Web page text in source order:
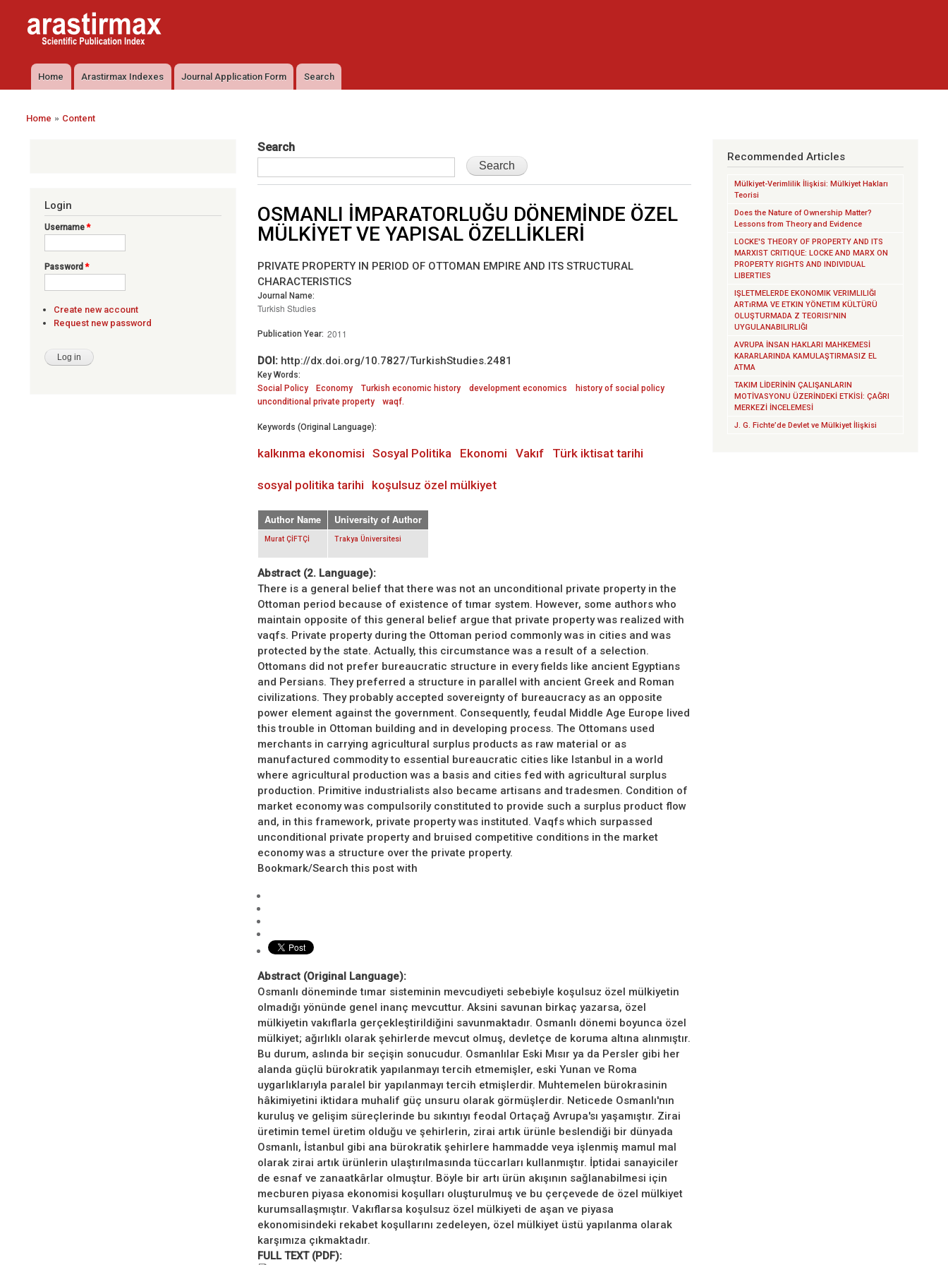
Arastirmax
- Scientific
Publication
Index
Arastirmax
Scientific
Index
Main menu
Home Arastirmax Indexes Journal Application Form Search
You are here
Home » Content
Search
OSMANLI İMPARATORLUĞU DÖNEMİNDE ÖZEL
MÜLKİYET VE YAPISAL ÖZELLİKLERİ
PRIVATE PROPERTY IN PERIOD OF OTTOMAN EMPIRE AND ITS STRUCTURAL
CHARACTERISTICS
Journal Name:
Turkish Studies
Publication Year: 2011
DOI: http://dx.doi.org/10.7827/TurkishStudies.2481
Key Words:
Social Policy
Economy Turkish economic history development economics
history of social policy
unconditional private property
waqf.
Keywords (Original Language):
kalkınma ekonomisi Sosyal Politika Ekonomi Vakıf Türk iktisat tarihi
sosyal politika tarihi koşulsuz özel mülkiyet
Author Name University of Author
Murat ÇİFTÇİ Trakya Üniversitesi
Abstract (2. Language):
There is a general belief that there was not an unconditional private property in the
Ottoman period because of existence of tımar system. However, some authors who
maintain opposite of this general belief argue that private property was realized with
vaqfs. Private property during the Ottoman period commonly was in cities and was
protected by the state. Actually, this circumstance was a result of a selection.
Ottomans did not prefer bureaucratic structure in every fields like ancient Egyptians
and Persians. They preferred a structure in parallel with ancient Greek and Roman
civilizations. They probably accepted sovereignty of bureaucracy as an opposite
power element against the government. Consequently, feudal Middle Age Europe lived
this trouble in Ottoman building and in developing process. The Ottomans used
merchants in carrying agricultural surplus products as raw material or as
manufactured commodity to essential bureaucratic cities like Istanbul in a world
where agricultural production was a basis and cities fed with agricultural surplus
production. Primitive industrialists also became artisans and tradesmen. Condition of
market economy was compulsorily constituted to provide such a surplus product flow
and, in this framework, private property was instituted. Vaqfs which surpassed
unconditional private property and bruised competitive conditions in the market
economy was a structure over the private property.
Bookmark/Search this post with
Abstract (Original Language):
Osmanlı döneminde tımar sisteminin mevcudiyeti sebebiyle koşulsuz özel mülkiyetin
olmadığı yönünde genel inanç mevcuttur. Aksini savunan birkaç yazarsa, özel
mülkiyetin vakıflarla gerçekleştirildiğini savunmaktadır. Osmanlı dönemi boyunca özel
mülkiyet; ağırlıklı olarak şehirlerde mevcut olmuş, devletçe de koruma altına alınmıştır.
Bu durum, aslında bir seçişin sonucudur. Osmanlılar Eski Mısır ya da Persler gibi her
alanda güçlü bürokratik yapılanmayı tercih etmemişler, eski Yunan ve Roma
uygarlıklarıyla paralel bir yapılanmayı tercih etmişlerdir. Muhtemelen bürokrasinin
hâkimiyetini iktidara muhalif güç unsuru olarak görmüşlerdir. Neticede Osmanlı'nın
kuruluş ve gelişim süreçlerinde bu sıkıntıyı feodal Ortaçağ Avrupa'sı yaşamıştır. Zirai
üretimin temel üretim olduğu ve şehirlerin, zirai artık ürünle beslendiği bir dünyada
Osmanlı, İstanbul gibi ana bürokratik şehirlere hammadde veya işlenmiş mamul mal
olarak zirai artık ürünlerin ulaştırılmasında tüccarları kullanmıştır. İptidai sanayiciler
de esnaf ve zanaatkârlar olmuştur. Böyle bir artı ürün akışının sağlanabilmesi için
mecburen piyasa ekonomisi koşulları oluşturulmuş ve bu çerçevede de özel mülkiyet
kurumsallaşmıştır. Vakıflarsa koşulsuz özel mülkiyeti de aşan ve piyasa
ekonomisindeki rekabet koşullarını zedeleyen, özel mülkiyet üstü yapılanma olarak
karşımıza çıkmaktadır.
FULL TEXT (PDF):
Login
Username*
Password*
Create new account
Request new password
Recommended Articles
Mülkiyet-Verimlilik İlişkisi: Mülkiyet Hakları
Teorisi
Does the Nature of Ownership Matter?
Lessons from Theory and Evidence
LOCKE'S THEORY OF PROPERTY AND ITS
MARXIST CRITIQUE: LOCKE AND MARX ON
PROPERTY RIGHTS AND INDIVIDUAL
LIBERTIES
IŞLETMELERDE EKONOMIK VERIMLILIĞI
ARTıRMA VE ETKIN YÖNETIM KÜLTÜRÜ
OLUŞTURMADA Z TEORISI'NIN
UYGULANABILIRLIĞI
AVRUPA İNSAN HAKLARI MAHKEMESİ
KARARLARINDA KAMULAŞTIRMASIZ EL
ATMA
TAKIM LİDERİNİN ÇALIŞANLARIN
MOTİVASYONU ÜZERİNDEKİ ETKİSİ: ÇAĞRI
MERKEZİ İNCELEMESİ
J. G. Fichte’de Devlet ve Mülkiyet İlişkisi